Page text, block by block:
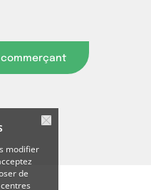
modifier
de
commerçant